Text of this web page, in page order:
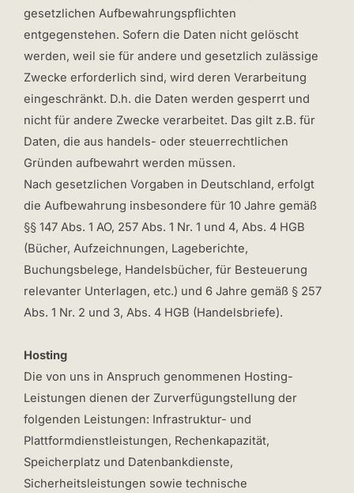
gesetzlichen Aufbewahrungspflichten
entgegenstehen. Sofern die Daten nicht gelöscht
werden, weil sie für andere und gesetzlich zulässige
Zwecke erforderlich sind, wird deren Verarbeitung
eingeschränkt. D.h. die Daten werden gesperrt und
nicht für andere Zwecke verarbeitet. Das gilt z.B. für
Daten, die aus handels- oder steuerrechtlichen
Gründen aufbewahrt werden müssen.
Nach gesetzlichen Vorgaben in Deutschland, erfolgt
die Aufbewahrung insbesondere für 10 Jahre gemäß
§§ 147 Abs. 1 AO, 257 Abs. 1 Nr. 1 und 4, Abs. 4 HGB
(Bücher, Aufzeichnungen, Lageberichte,
Buchungsbelege, Handelsbücher, für Besteuerung
relevanter Unterlagen, etc.) und 6 Jahre gemäß § 257
Abs. 1 Nr. 2 und 3, Abs. 4 HGB (Handelsbriefe).
Hosting
Die von uns in Anspruch genommenen Hosting-
Leistungen dienen der Zurverfügungstellung der
folgenden Leistungen: Infrastruktur- und
Plattformdienstleistungen, Rechenkapazität,
Speicherplatz und Datenbankdienste,
Sicherheitsleistungen sowie technische